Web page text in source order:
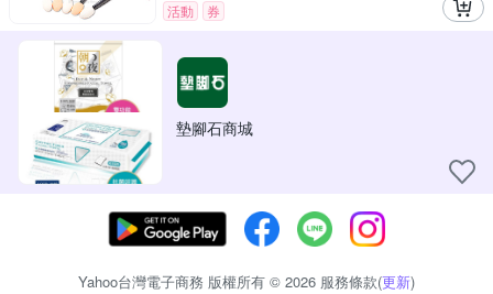
活動 券
墊腳石商城
Yahoo台灣電子商務 版權所有 © 2026 服務條款(更新)